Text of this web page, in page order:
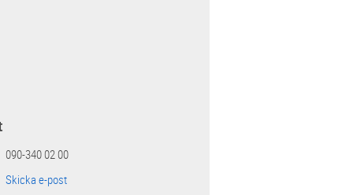
090-340 02 00
Skicka e-post